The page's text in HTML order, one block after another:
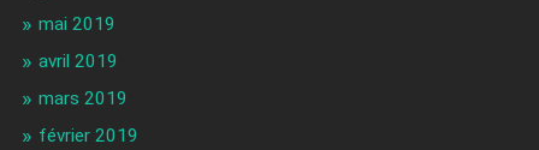
mai 2019
avril 2019
mars 2019
février 2019